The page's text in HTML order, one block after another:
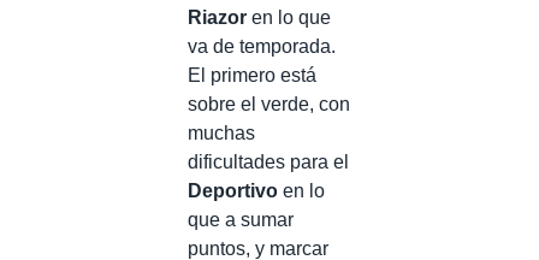
Riazor en lo que
va de temporada.
El primero está
sobre el verde, con
muchas
dificultades para el
Deportivo en lo
que a sumar
puntos, y marcar